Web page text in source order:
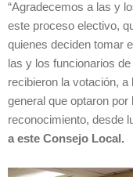
“Agradecemos a las y
este proceso electivo,
quienes deciden tomar
las y los funcionarios
recibieron la votación,
general que optaron
reconocimiento, desde
a este Consejo Local.